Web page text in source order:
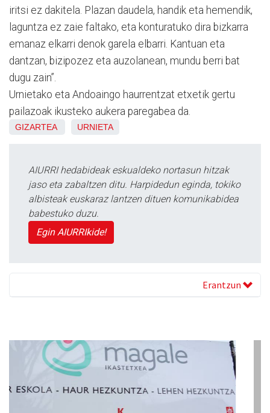
iritsi ez dakitela. Plazan daudela, handik eta hemendik,
laguntza ez zaie faltako, eta konturatuko dira bizkarra
emanaz elkarri denok garela elbarri. Kantuan eta
dantzan, bizipozez eta auzolanean, mundu berri bat
dugu zain”.
Urnietako eta Andoaingo haurrentzat etxetik gertu
pailazoak ikusteko aukera paregabea da.
GIZARTEA URNIETA
AIURRI hedabideak eskualdeko nortasun hitzak
jaso eta zabaltzen ditu. Harpidedun eginda, tokiko
albisteak euskaraz lantzen dituen komunikabidea
babestuko duzu.
Egin AIURRIkide!
Erantzun